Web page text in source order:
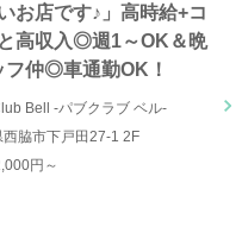
お店です♪」高時給+コ
高収入◎週1～OK＆晩
フ仲◎車通勤OK！
Bell -パブクラブ ベル-
西脇市下戸田27-1 2F
円～